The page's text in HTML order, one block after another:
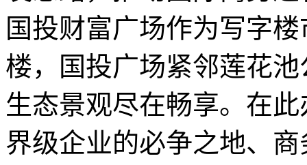
国投财富广场作为写字
楼，国投广场紧邻莲花
生态景观尽在畅享。在
界级企业的必争之地、